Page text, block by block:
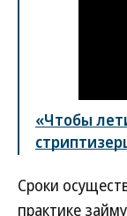
«Чтобы
Сроки
практике